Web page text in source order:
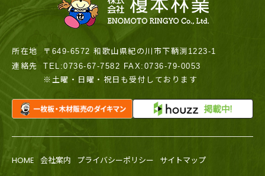
所在地
〒649-6572 和歌山県紀の川市下鞆渕1223-1
連絡先
TEL:0736-67-7582 FAX:0736-79-0053
※土曜・日曜・祝日も受付しております
HOME 会社案内 プライバシーポリシー サイトマップ